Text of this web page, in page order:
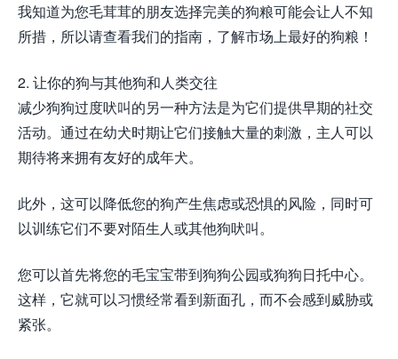
我知道为您毛茸茸的朋友选择完美的狗粮可能会让人不知
所措，所以请查看我们的指南，了解市场上最好的狗粮！
2. 让你的狗与其他狗和人类交往
减少狗狗过度吠叫的另一种方法是为它们提供早期的社交
活动。通过在幼犬时期让它们接触大量的刺激，主人可以
期待将来拥有友好的成年犬。
此外，这可以降低您的狗产生焦虑或恐惧的风险，同时可
以训练它们不要对陌生人或其他狗吠叫。
您可以首先将您的毛宝宝带到狗狗公园或狗狗日托中心。
这样，它就可以习惯经常看到新面孔，而不会感到威胁或
紧张。